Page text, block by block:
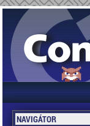
NAVIGÁTOR